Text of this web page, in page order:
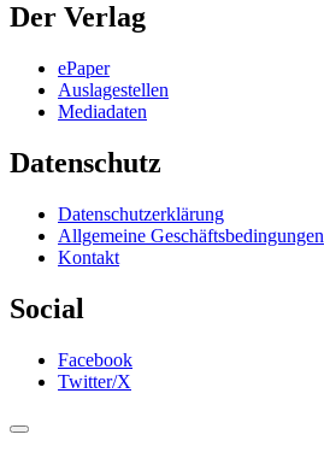
Der Verlag
ePaper
Auslagestellen
Mediadaten
Datenschutz
Datenschutzerklärung
Allgemeine Geschäftsbedingungen
Kontakt
Social
Facebook
Twitter/X